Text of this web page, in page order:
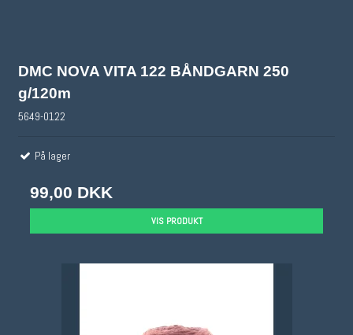
DMC NOVA VITA 122 BÅNDGARN 250
g/120m
5649-0122
På lager
99,00 DKK
VIS PRODUKT